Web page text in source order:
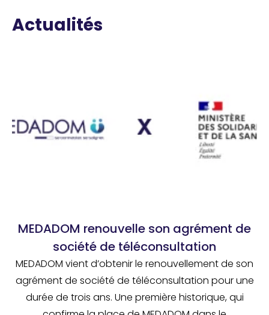
Actualités
MEDADOM renouvelle son agrément de
société de téléconsultation
MEDADOM vient d’obtenir le renouvellement de son
agrément de société de téléconsultation pour une
durée de trois ans. Une première historique, qui